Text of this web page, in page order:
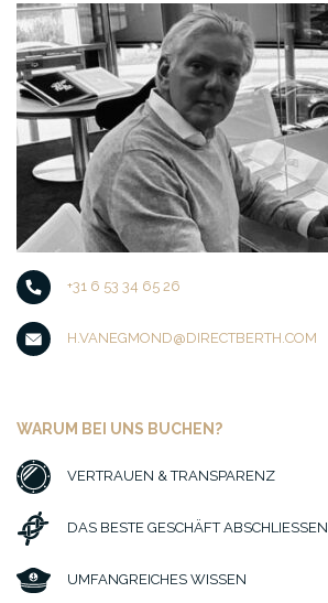
+31 6 53 34 65 26
H.VANEGMOND@DIRECTBERTH.COM
WARUM BEI UNS BUCHEN?
VERTRAUEN & TRANSPARENZ
DAS BESTE GESCHÄFT ABSCHLIESSEN
UMFANGREICHES WISSEN